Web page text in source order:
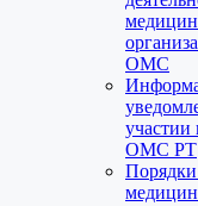
ОМС
участии
ОМС РТ
Порядки